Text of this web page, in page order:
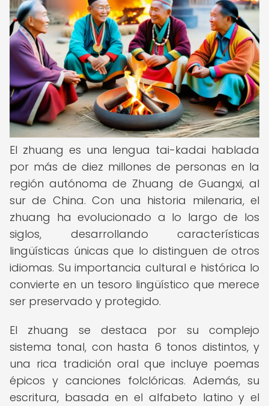
El zhuang es una lengua tai-kadai hablada
por más de diez millones de personas en la
región autónoma de Zhuang de Guangxi, al
sur de China. Con una historia milenaria, el
zhuang ha evolucionado a lo largo de los
siglos, desarrollando características
lingüísticas únicas que lo distinguen de otros
idiomas. Su importancia cultural e histórica lo
convierte en un tesoro lingüístico que merece
ser preservado y protegido.
El zhuang se destaca por su complejo
sistema tonal, con hasta 6 tonos distintos, y
una rica tradición oral que incluye poemas
épicos y canciones folclóricas. Además, su
escritura, basada en el alfabeto latino y el